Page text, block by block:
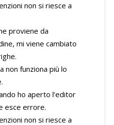
non si riesce a
proviene da
mi viene cambiato
non funziona più lo
ho aperto l’editor
esce errore.
non si riesce a